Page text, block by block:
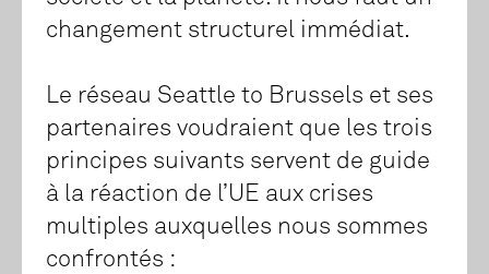
changement structurel immédiat.
Le réseau Seattle to Brussels et ses
partenaires voudraient que les trois
principes suivants servent de guide
à la réaction de l’UE aux crises
multiples auxquelles nous sommes
confrontés :